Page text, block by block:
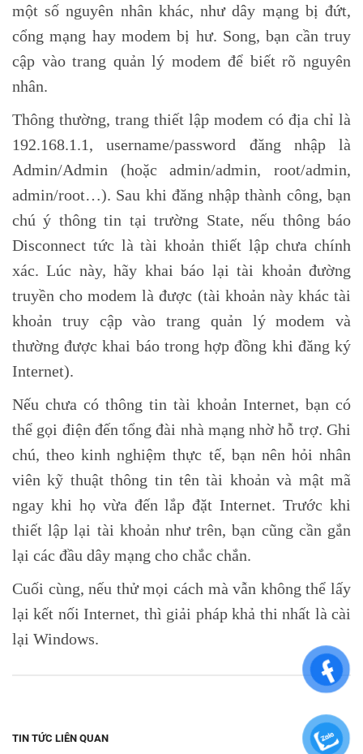
một số nguyên nhân khác, như dây mạng bị đứt,
cổng mạng hay modem bị hư. Song, bạn cần truy
cập vào trang quản lý modem để biết rõ nguyên
nhân.
Thông thường, trang thiết lập modem có địa chỉ là
192.168.1.1, username/password đăng nhập là
Admin/Admin (hoặc admin/admin, root/admin,
admin/root…). Sau khi đăng nhập thành công, bạn
chú ý thông tin tại trường State, nếu thông báo
Disconnect tức là tài khoản thiết lập chưa chính
xác. Lúc này, hãy khai báo lại tài khoản đường
truyền cho modem là được (tài khoản này khác tài
khoản truy cập vào trang quản lý modem và
thường được khai báo trong hợp đồng khi đăng ký
Internet).
Nếu chưa có thông tin tài khoản Internet, bạn có
thể gọi điện đến tổng đài nhà mạng nhờ hỗ trợ. Ghi
chú, theo kinh nghiệm thực tế, bạn nên hỏi nhân
viên kỹ thuật thông tin tên tài khoản và mật mã
ngay khi họ vừa đến lắp đặt Internet. Trước khi
thiết lập lại tài khoản như trên, bạn cũng cần gắn
lại các đầu dây mạng cho chắc chắn.
Cuối cùng, nếu thử mọi cách mà vẫn không thể lấy
lại kết nối Internet, thì giải pháp khả thi nhất là cài
lại Windows.
TIN TỨC LIÊN QUAN